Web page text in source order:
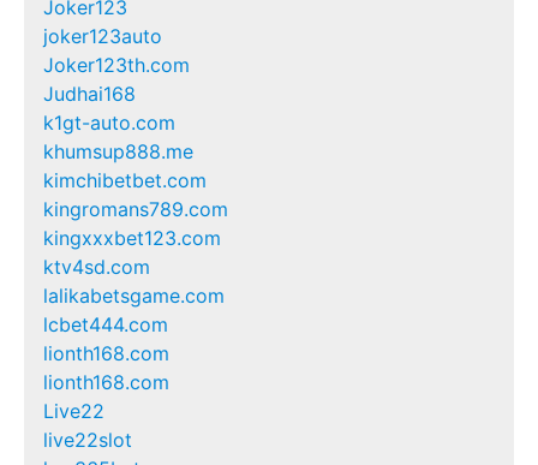
Joker123
joker123auto
Joker123th.com
Judhai168
k1gt-auto.com
khumsup888.me
kimchibetbet.com
kingromans789.com
kingxxxbet123.com
ktv4sd.com
lalikabetsgame.com
lcbet444.com
lionth168.com
lionth168.com
Live22
live22slot